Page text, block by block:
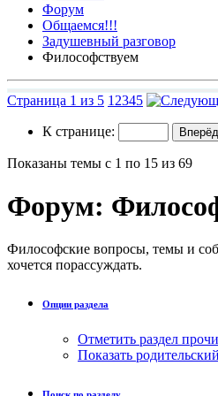
Форум
Общаемся!!!
Задушевный разговор
Философствуем
Страница 1 из 5 1 2345
К странице:
Показаны темы с 1 по 15 из 69
Форум:
Философские вопросы, темы и
хочется порассуждать.
Опции раздела
Отметить раздел
Показать